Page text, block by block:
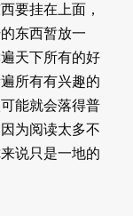
要挂在上面，
东西暂放一
天下所有的好
所有有兴趣的
能就会落得普
为阅读太多不
说只是一地的